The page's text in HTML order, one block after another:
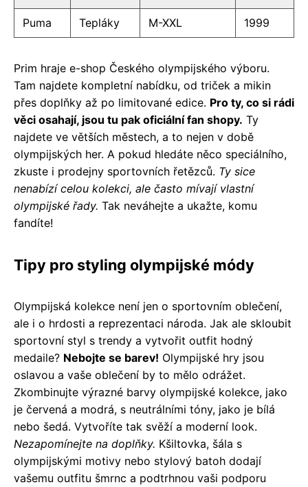
Puma Tepláky M-XXL 1999
Prim hraje e-shop Českého olympijského výboru.
Tam najdete kompletní nabídku, od triček a mikin
přes doplňky až po limitované edice. Pro ty, co si rádi
věci osahají, jsou tu pak oficiální fan shopy. Ty
najdete ve větších městech, a to nejen v době
olympijských her. A pokud hledáte něco speciálního,
zkuste i prodejny sportovních řetězců. Ty sice
nenabízí celou kolekci, ale často mívají vlastní
olympijské řady. Tak neváhejte a ukažte, komu
fandíte!
Tipy pro styling olympijské módy
Olympijská kolekce není jen o sportovním oblečení,
ale i o hrdosti a reprezentaci národa. Jak ale skloubit
sportovní styl s trendy a vytvořit outfit hodný
medaile? Nebojte se barev! Olympijské hry jsou
oslavou a vaše oblečení by to mělo odrážet.
Zkombinujte výrazné barvy olympijské kolekce, jako
je červená a modrá, s neutrálními tóny, jako je bílá
nebo šedá. Vytvoříte tak svěží a moderní look.
Nezapomínejte na doplňky. Kšiltovka, šála s
olympijskými motivy nebo stylový batoh dodají
vašemu outfitu šmrnc a podtrhnou vaši podporu